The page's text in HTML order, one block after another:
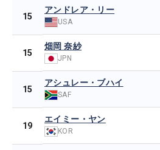
15
アンドレア・リー
USA
15
畑岡 奈紗
JPN
15
アシュレー・ブハイ
SAF
19
エイミー・ヤン
KOR